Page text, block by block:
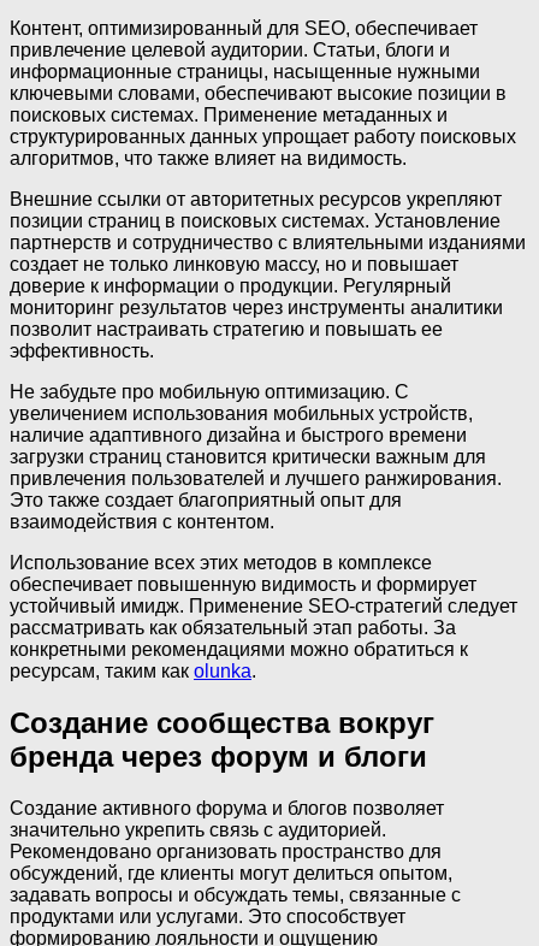
Контент, оптимизированный для SEO, обеспечивает
привлечение целевой аудитории. Статьи, блоги и
информационные страницы, насыщенные нужными
ключевыми словами, обеспечивают высокие позиции в
поисковых системах. Применение метаданных и
структурированных данных упрощает работу поисковых
алгоритмов, что также влияет на видимость.
Внешние ссылки от авторитетных ресурсов укрепляют
позиции страниц в поисковых системах. Установление
партнерств и сотрудничество с влиятельными изданиями
создает не только линковую массу, но и повышает
доверие к информации о продукции. Регулярный
мониторинг результатов через инструменты аналитики
позволит настраивать стратегию и повышать ее
эффективность.
Не забудьте про мобильную оптимизацию. С
увеличением использования мобильных устройств,
наличие адаптивного дизайна и быстрого времени
загрузки страниц становится критически важным для
привлечения пользователей и лучшего ранжирования.
Это также создает благоприятный опыт для
взаимодействия с контентом.
Использование всех этих методов в комплексе
обеспечивает повышенную видимость и формирует
устойчивый имидж. Применение SEO-стратегий следует
рассматривать как обязательный этап работы. За
конкретными рекомендациями можно обратиться к
ресурсам, таким как olunka.
Создание сообщества вокруг
бренда через форум и блоги
Создание активного форума и блогов позволяет
значительно укрепить связь с аудиторией.
Рекомендовано организовать пространство для
обсуждений, где клиенты могут делиться опытом,
задавать вопросы и обсуждать темы, связанные с
продуктами или услугами. Это способствует
формированию лояльности и ощущению